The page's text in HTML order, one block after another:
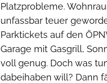
Platzprobleme.
unfassbar teuer
Parktickets auf den
Garage mit Gasgrill,
voll genug. Doch was
dabeihaben will? Dann